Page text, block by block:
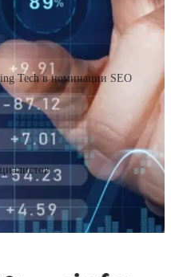
Tech в номинации SEO